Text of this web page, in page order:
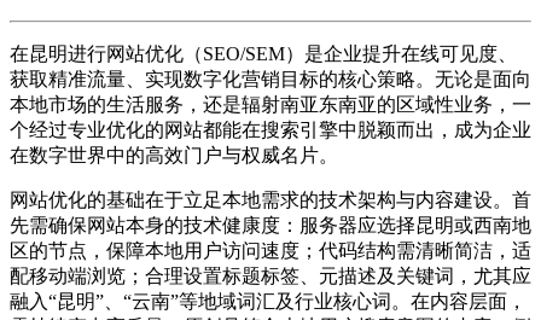
在昆明进行网站优化（SEO/SEM）是企业提升在线可见度、
获取精准流量、实现数字化营销目标的核心策略。无论是面向
本地市场的生活服务，还是辐射南亚东南亚的区域性业务，一
个经过专业优化的网站都能在搜索引擎中脱颖而出，成为企业
在数字世界中的高效门户与权威名片。
网站优化的基础在于立足本地需求的技术架构与内容建设。首
先需确保网站本身的技术健康度：服务器应选择昆明或西南地
区的节点，保障本地用户访问速度；代码结构需清晰简洁，适
配移动端浏览；合理设置标题标签、元描述及关键词，尤其应
融入“昆明”、“云南”等地域词汇及行业核心词。在内容层面，